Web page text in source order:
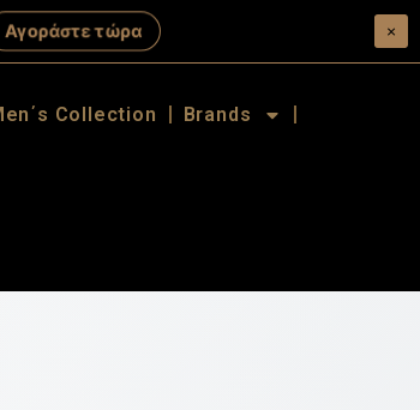
Αγοράστε τώρα ×
Collection Brands